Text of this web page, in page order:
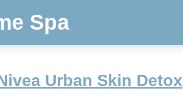
Spa
Urban Skin Detox